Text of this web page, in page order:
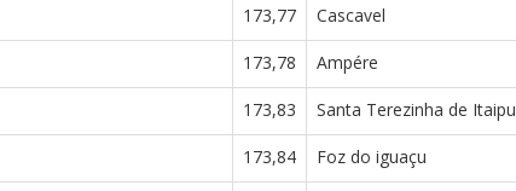
173,77 Cascavel
173,78 Ampére
173,83 Santa Terezinha de Itaipu
173,84 Foz do iguaçu